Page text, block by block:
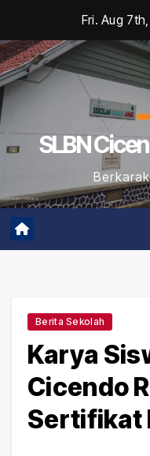
content
Fri. Aug
SLBN
Berita Sekolah
Karya
Cicendo
Sertifikat